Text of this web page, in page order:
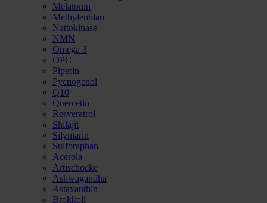
Melatonin
Methylenblau
Nattokinase
NMN
Omega 3
OPC
Piperin
Pycnogenol
Q10
Quercetin
Resveratrol
Shilajit
Silymarin
Sulforaphan
Acerola
Artischocke
Ashwagandha
Astaxanthin
Brokkoli